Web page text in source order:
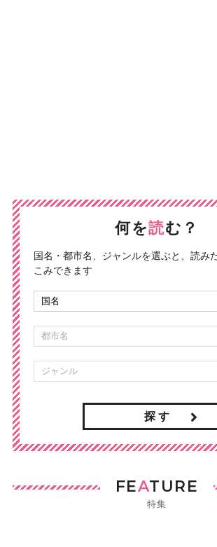
何を読む？
国名・都市名、ジャンルを選ぶと、読み
こみできます
探 す
FEATURE
特集